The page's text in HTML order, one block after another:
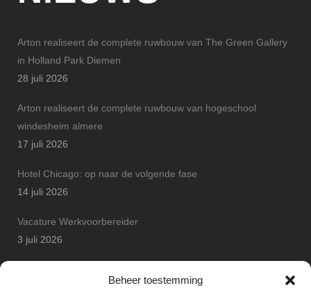
Beheer toestemming
Arton realiseert de complete ruwbouw van The Green Gallery
in Holland Park Diemen
28 juli 2026
Arton realiseert de complete ruwbouw van hogeschool
windesheim almere
17 juli 2026
Hotel Chicago: op naar de volgende fase
14 juli 2026
Vacature Werkvoorbereider
3 juli 2026